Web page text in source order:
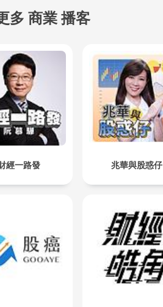
多 商業 播客
經一路發 兆華與股惑仔